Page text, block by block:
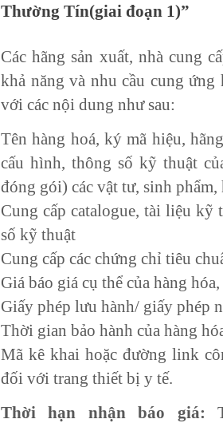
Thường Tín(giai đoạn 1)”
Các hãng sản xuất, nhà cung
khả năng và nhu cầu cung
với các nội dung như sau:
Tên hàng hoá, ký mã hiệu,
cấu hình, thông số kỹ thuật
đóng gói) các vật tư, sinh
Cung cấp catalogue, tài liệu kỹ
số kỹ thuật
Cung cấp các chứng chỉ tiêu
Giá báo giá cụ thể của hàng
Giấy phép lưu hành/ giấy phép
Thời gian bảo hành của hàng
Mã kê khai hoặc đường link
đối với trang thiết bị y tế.
Thời hạn nhận báo giá: